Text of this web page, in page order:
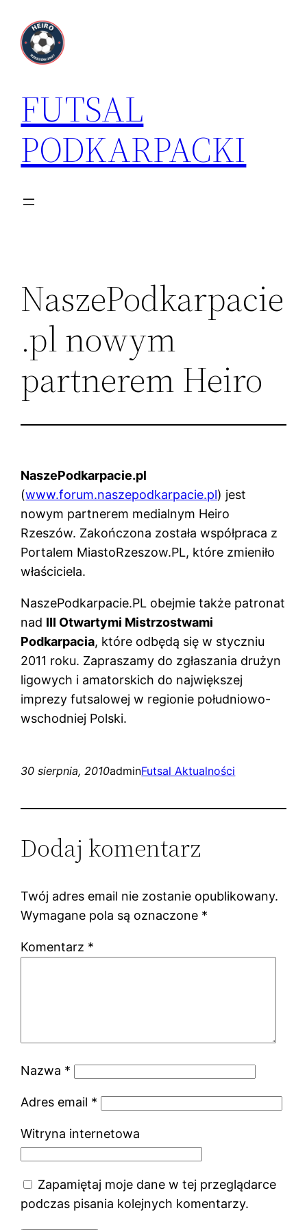
treści
FUTSAL
PODKARPACKI
NaszePodkarpacie
.pl nowym
partnerem Heiro
NaszePodkarpacie.pl
(www.forum.naszepodkarpacie.pl) jest
nowym partnerem medialnym Heiro
Rzeszów. Zakończona została współpraca z
Portalem MiastoRzeszow.PL, które zmieniło
właściciela.
NaszePodkarpacie.PL obejmie także patronat
nad III Otwartymi Mistrzostwami
Podkarpacia, które odbędą się w styczniu
2011 roku. Zapraszamy do zgłaszania drużyn
ligowych i amatorskich do największej
imprezy futsalowej w regionie południowo-
wschodniej Polski.
30 sierpnia, 2010adminFutsal Aktualności
Dodaj komentarz
Twój adres email nie zostanie opublikowany.
Wymagane pola są oznaczone *
Komentarz *
Nazwa *
Adres email *
Witryna internetowa
Zapamiętaj moje dane w tej przeglądarce
podczas pisania kolejnych komentarzy.